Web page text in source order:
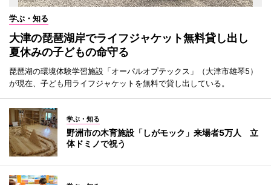
学ぶ・知る
大津の琵琶湖岸でライフジャケット無料貸し出し
夏休みの子どもの命守る
琵琶湖の環境体験学習施設「オーパルオプテックス」（大津市雄琴5）
が現在、子ども用ライフジャケットを無料で貸し出している。
学ぶ・知る
野洲市の木育施設「しがモック」来場者5万人 立
体ドミノで祝う